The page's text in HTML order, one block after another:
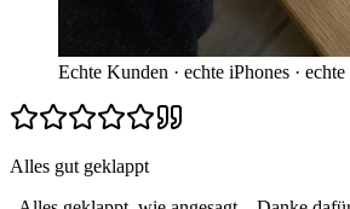
Echte Kunden · echte iPhones ·
Alles gut geklappt